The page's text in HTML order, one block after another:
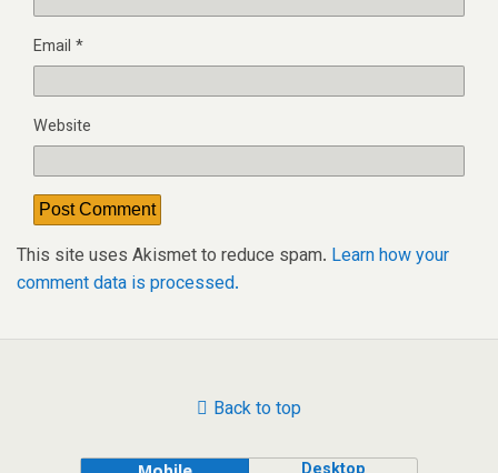
Email *
Website
This site uses Akismet to reduce spam. Learn how your
comment data is processed.
Back to top